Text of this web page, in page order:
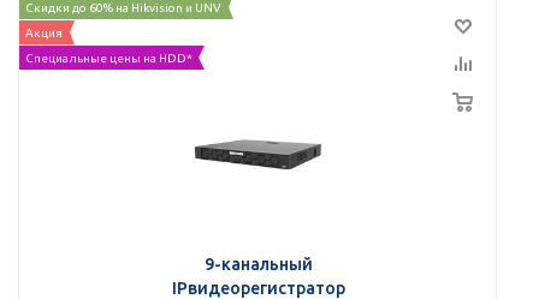
Скидки до 60% на Hikvision и UNV
Акция
Специальные цены на HDD*
9-канальный
IPвидеорегистратор